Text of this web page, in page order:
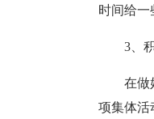
时间给一
3、
在做
项集体活